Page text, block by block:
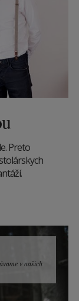
Preto
v našich